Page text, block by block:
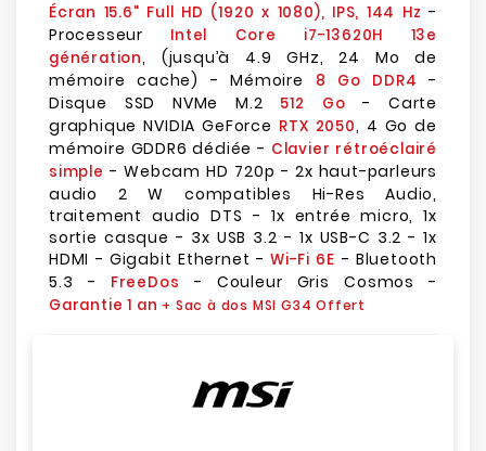
Écran 15.6" Full HD (1920 x 1080), IPS, 144 Hz -
Processeur Intel Core i7-13620H 13e
génération, (jusqu’à 4.9 GHz, 24 Mo de
mémoire cache) - Mémoire
8 Go DDR4
-
Disque SSD NVMe M.2 512 Go - Carte
graphique NVIDIA GeForce RTX 2050, 4 Go de
mémoire GDDR6 dédiée - Clavier rétroéclairé
simple - Webcam HD 720p - 2x haut-parleurs
audio 2 W compatibles Hi-Res Audio,
traitement audio DTS - 1x entrée micro, 1x
sortie casque - 3x USB 3.2 - 1x USB-C 3.2 - 1x
HDMI - Gigabit Ethernet -Wi-Fi 6E - Bluetooth
5.3 - FreeDos - Couleur Gris Cosmos -
Garantie 1 an + Sac à dos MSI G34 Offert